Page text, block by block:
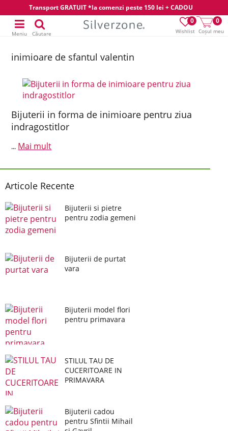
Transport GRATUIT *la comenzi peste 150 lei + CADOU
Wishlist
0
Coșul meu
0
Meniu Căutare
inimioare de sfantul valentin
Bijuterii in forma de inimioare pentru ziua
indragostitlor
... Mai mult
Articole Recente
Bijuterii si pietre
pentru zodia gemeni
Bijuterii de purtat
vara
Bijuterii model flori
pentru primavara
STILUL TAU DE
CUCERITOARE IN
PRIMAVARA
Bijuterii cadou
pentru Sfintii Mihail